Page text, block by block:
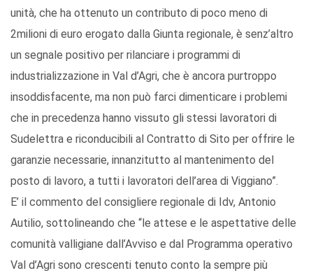
unità, che ha ottenuto un contributo di poco meno di
2milioni di euro erogato dalla Giunta regionale, è senz’altro
un segnale positivo per rilanciare i programmi di
industrializzazione in Val d’Agri, che è ancora purtroppo
insoddisfacente, ma non può farci dimenticare i problemi
che in precedenza hanno vissuto gli stessi lavoratori di
Sudelettra e riconducibili al Contratto di Sito per offrire le
garanzie necessarie, innanzitutto al mantenimento del
posto di lavoro, a tutti i lavoratori dell’area di Viggiano”.
E’ il commento del consigliere regionale di Idv, Antonio
Autilio, sottolineando che “le attese e le aspettative delle
comunità valligiane dall’Avviso e dal Programma operativo
Val d’Agri sono crescenti tenuto conto la sempre più